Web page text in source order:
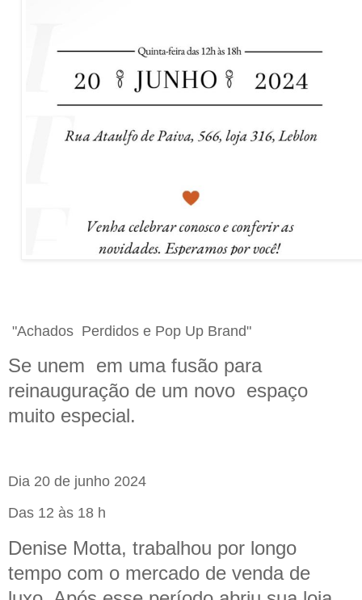
"Achados Perdidos e Pop Up Brand"
Se unem em uma fusão para
reinauguração de um novo espaço
muito especial.
Dia 20 de junho 2024
Das 12 às 18 h
Denise Motta, trabalhou por longo
tempo com o mercado de venda de